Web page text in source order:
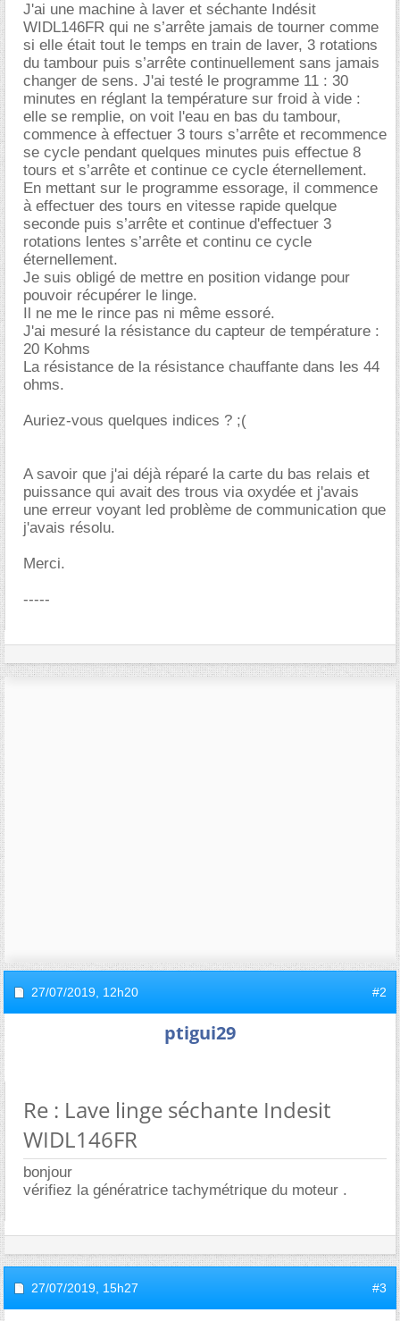
J'ai une machine à laver et séchante Indésit
WIDL146FR qui ne s’arrête jamais de tourner comme
si elle était tout le temps en train de laver, 3 rotations
du tambour puis s’arrête continuellement sans jamais
changer de sens. J'ai testé le programme 11 : 30
minutes en réglant la température sur froid à vide :
elle se remplie, on voit l'eau en bas du tambour,
commence à effectuer 3 tours s’arrête et recommence
se cycle pendant quelques minutes puis effectue 8
tours et s’arrête et continue ce cycle éternellement.
En mettant sur le programme essorage, il commence
à effectuer des tours en vitesse rapide quelque
seconde puis s’arrête et continue d'effectuer 3
rotations lentes s’arrête et continu ce cycle
éternellement.
Je suis obligé de mettre en position vidange pour
pouvoir récupérer le linge.
Il ne me le rince pas ni même essoré.
J'ai mesuré la résistance du capteur de température :
20 Kohms
La résistance de la résistance chauffante dans les 44
ohms.
Auriez-vous quelques indices ? ;(
A savoir que j'ai déjà réparé la carte du bas relais et
puissance qui avait des trous via oxydée et j'avais
une erreur voyant led problème de communication que
j'avais résolu.
Merci.
-----
27/07/2019, 12h20 #2
ptigui29
Re : Lave linge séchante Indesit
WIDL146FR
bonjour
vérifiez la génératrice tachymétrique du moteur .
27/07/2019, 15h27 #3